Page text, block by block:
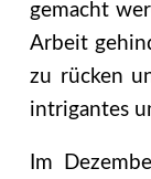
gemacht
Arbeit
zu rücken
intrigantes
Im